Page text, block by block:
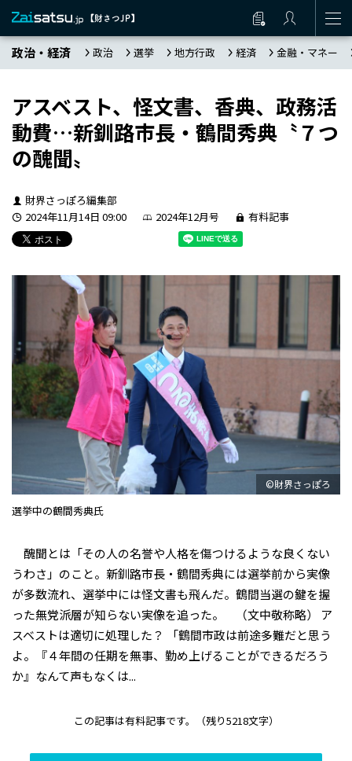
政治・経済 政治 選挙 地方行政 経済 金融・マネー
アスベスト、怪文書、香典、政務活
動費…新釧路市長・鶴間秀典〝７つ
の醜聞〟
財界さっぽろ編集部
2024年11月14日 09:00
2024年12月号 有料記事
©財界さっぽろ
選挙中の鶴間秀典氏
醜聞とは「その人の名誉や人格を傷つけるような良くない
うわさ」のこと。新釧路市長・鶴間秀典には選挙前から実像
が多数流れ、選挙中には怪文書も飛んだ。鶴間当選の鍵を握
った無党派層が知らない実像を追った。 （文中敬称略） ア
スベストは適切に処理した？ 「鶴間市政は前途多難だと思う
よ。『４年間の任期を無事、勤め上げることができるだろう
か』なんて声もなくは...
この記事は有料記事です。 （残り5218文字）